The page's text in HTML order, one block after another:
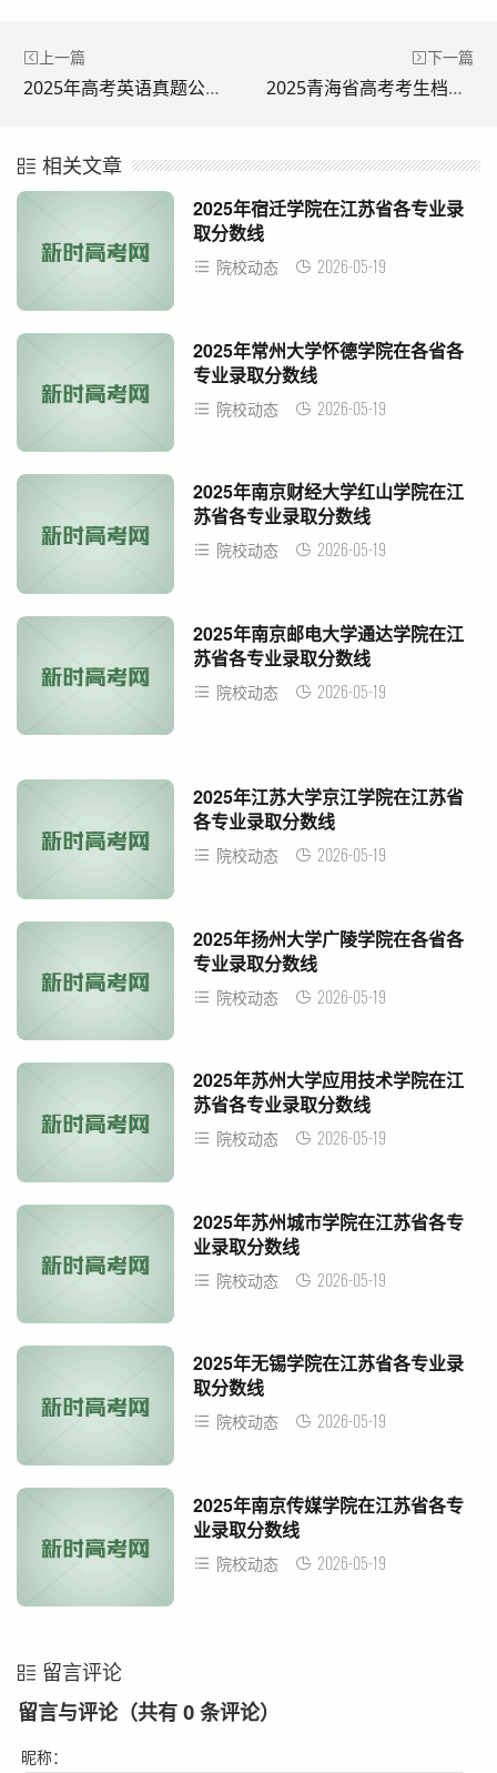
上一篇
2025年高考英语真题公布（全国二卷）
下一篇
2025青海省高考考生档案都有什么?
相关文章
2025年宿迁学院在江苏省各专业录
取分数线
院校动态 2026-05-19
2025年常州大学怀德学院在各省各
专业录取分数线
院校动态 2026-05-19
2025年南京财经大学红山学院在江
苏省各专业录取分数线
院校动态 2026-05-19
2025年南京邮电大学通达学院在江
苏省各专业录取分数线
院校动态 2026-05-19
2025年江苏大学京江学院在江苏省
各专业录取分数线
院校动态 2026-05-19
2025年扬州大学广陵学院在各省各
专业录取分数线
院校动态 2026-05-19
2025年苏州大学应用技术学院在江
苏省各专业录取分数线
院校动态 2026-05-19
2025年苏州城市学院在江苏省各专
业录取分数线
院校动态 2026-05-19
2025年无锡学院在江苏省各专业录
取分数线
院校动态 2026-05-19
2025年南京传媒学院在江苏省各专
业录取分数线
院校动态 2026-05-19
留言评论
留言与评论（共有 0 条评论）
昵称：